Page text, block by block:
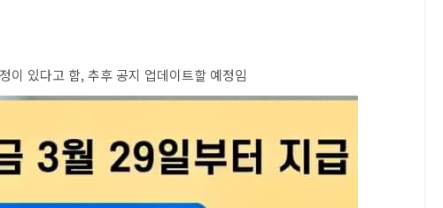
이 있다고 함, 추후 공지 업데이트할 예정임